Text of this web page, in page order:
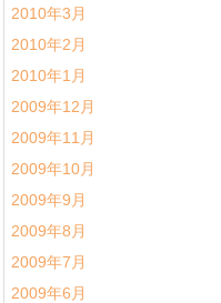
2010年3月
2010年2月
2010年1月
2009年12月
2009年11月
2009年10月
2009年9月
2009年8月
2009年7月
2009年6月